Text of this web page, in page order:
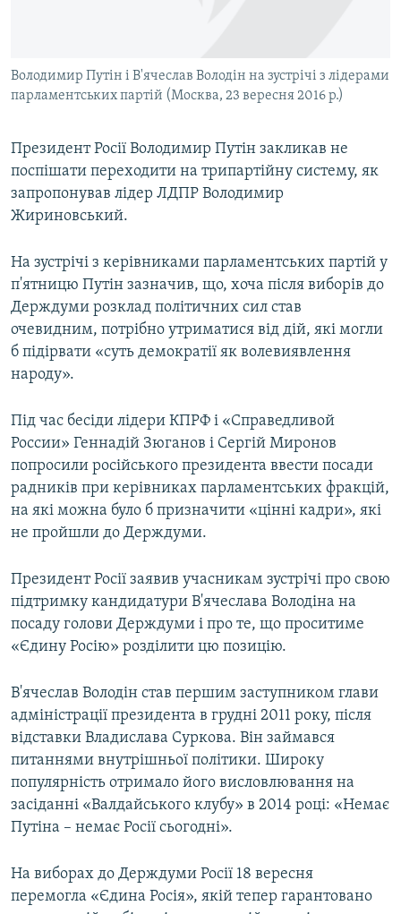
УКРАЇНСЬКА ПРОБЛЕМА КРИМУ
Усі сайти RFE/RL
Володимир Путін і В'ячеслав Володін на зустрічі з лідерами
парламентських партій (Москва, 23 вересня 2016 р.)
Президент Росії Володимир Путін закликав не
поспішати переходити на трипартійну систему, як
запропонував лідер ЛДПР Володимир
Жириновський.
На зустрічі з керівниками парламентських партій у
п'ятницю Путін зазначив, що, хоча після виборів до
Держдуми розклад політичних сил став
очевидним, потрібно утриматися від дій, які могли
б підірвати «суть демократії як волевиявлення
народу».
Під час бесіди лідери КПРФ і «Справедливой
России» Геннадій Зюганов і Сергій Миронов
попросили російського президента ввести посади
радників при керівниках парламентських фракцій,
на які можна було б призначити «цінні кадри», які
не пройшли до Держдуми.
Президент Росії заявив учасникам зустрічі про свою
підтримку кандидатури В'ячеслава Володіна на
посаду голови Держдуми і про те, що проситиме
«Єдину Росію» розділити цю позицію.
В'ячеслав Володін став першим заступником глави
адміністрації президента в грудні 2011 року, після
відставки Владислава Суркова. Він займався
питаннями внутрішньої політики. Широку
популярність отримало його висловлювання на
засіданні «Валдайського клубу» в 2014 році: «Немає
Путіна – немає Росії сьогодні».
На виборах до Держдуми Росії 18 вересня
перемогла «Єдина Росія», якій тепер гарантовано